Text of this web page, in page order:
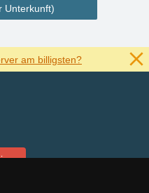
Unterkunft)
am billigsten?